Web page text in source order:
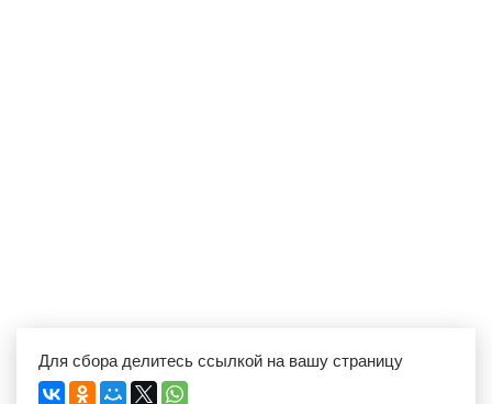
Для сбора делитесь ссылкой на вашу страницу